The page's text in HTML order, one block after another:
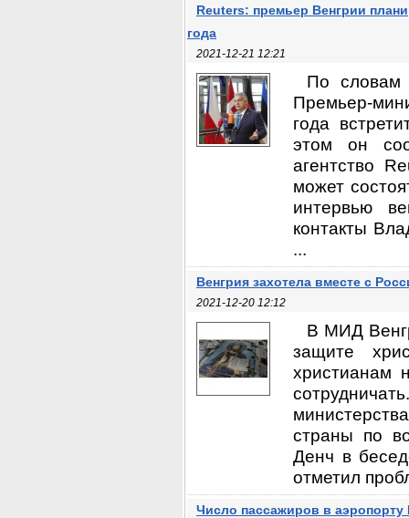
Reuters: премьер Венгрии
года
2021-12-21 12:21
По словам
Премьер-
года
этом он
агентство
может
интервью
контакты
...
Венгрия захотела вместе с
2021-12-20 12:12
В МИД
защите
христианам
страны по
Денч в
отметил
Число пассажиров в